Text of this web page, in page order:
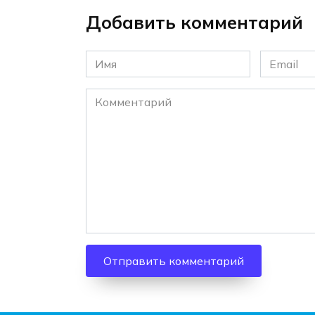
Добавить комментарий
Имя
*
Email
*
Комментарий